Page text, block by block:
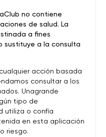
no contiene
de salud. La
a fines
sustituye a la consulta
acción basada
consultar a los
Unagrande
tipo de
utiliza o confía
en esta aplicación
riesgo.